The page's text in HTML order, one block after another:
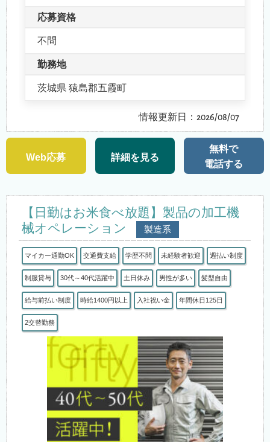
応募資格
不問
勤務地
茨城県 猿島郡五霞町
情報更新日：2026/08/07
Web応募 詳細を見る
無料で
電話する
【日勤はお米食べ放題】製品の加工機
械オペレーション
製造系
マイカー通勤OK 交通費支給 学歴不問 未経験者歓迎 週払い制度
制服貸与 30代～40代活躍中 土日休み 男性が多い 髪型自由
給与前払い制度 時給1400円以上 入社祝い金 年間休日125日
2交替勤務